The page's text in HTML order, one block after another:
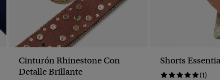
Cinturón Rhinestone Con
Detalle Brillante
Shorts
(1)